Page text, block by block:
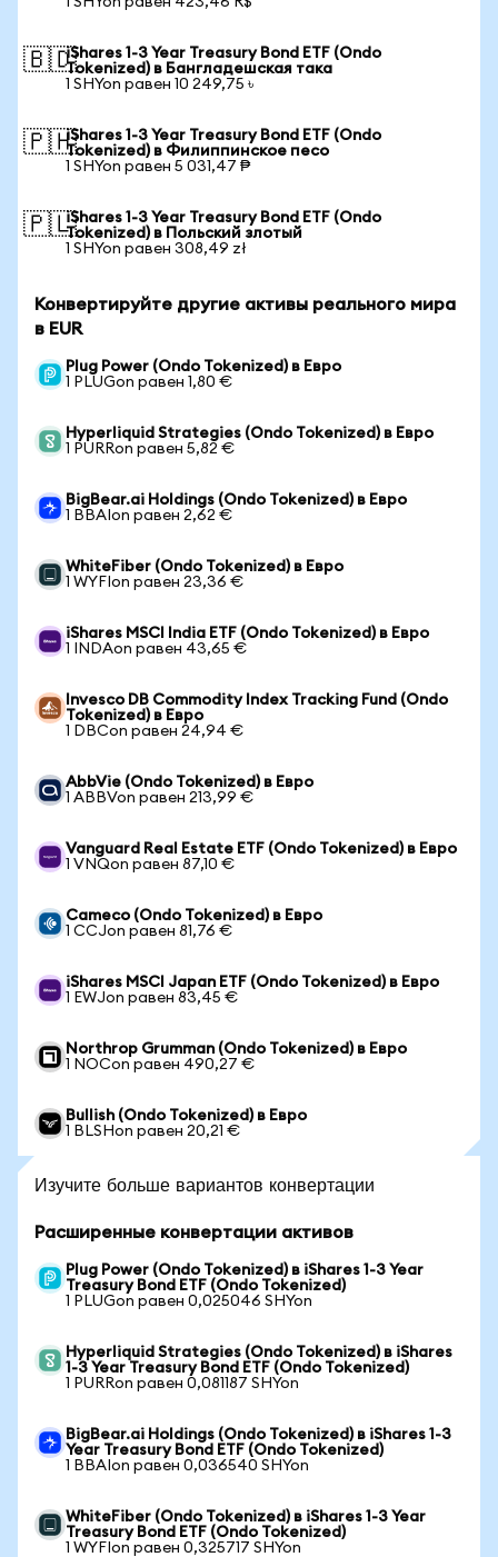
🇧🇩iShares 1-3 Year Treasury Bond ETF (Ondo
Tokenized) в Бангладешская така
1 SHYon равен 10 249,75 ৳
🇵🇭iShares 1-3 Year Treasury Bond ETF (Ondo
Tokenized) в Филиппинское песо
1 SHYon равен 5 031,47 ₱
🇵🇱iShares 1-3 Year Treasury Bond ETF (Ondo
Tokenized) в Польский злотый
1 SHYon равен 308,49 zł
Конвертируйте другие активы реального мира
в EUR
Plug Power (Ondo Tokenized) в Евро
1 PLUGon равен 1,80 €
Hyperliquid Strategies (Ondo Tokenized) в Евро
1 PURRon равен 5,82 €
BigBear.ai Holdings (Ondo Tokenized) в Евро
1 BBAIon равен 2,62 €
WhiteFiber (Ondo Tokenized) в Евро
1 WYFIon равен 23,36 €
iShares MSCI India ETF (Ondo Tokenized) в Евро
1 INDAon равен 43,65 €
Invesco DB Commodity Index Tracking Fund (Ondo
Tokenized) в Евро
1 DBCon равен 24,94 €
AbbVie (Ondo Tokenized) в Евро
1 ABBVon равен 213,99 €
Vanguard Real Estate ETF (Ondo Tokenized) в Евро
1 VNQon равен 87,10 €
Cameco (Ondo Tokenized) в Евро
1 CCJon равен 81,76 €
iShares MSCI Japan ETF (Ondo Tokenized) в Евро
1 EWJon равен 83,45 €
Northrop Grumman (Ondo Tokenized) в Евро
1 NOCon равен 490,27 €
Bullish (Ondo Tokenized) в Евро
1 BLSHon равен 20,21 €
Изучите больше вариантов конвертации
Расширенные конвертации активов
Plug Power (Ondo Tokenized) в iShares 1-3 Year
Treasury Bond ETF (Ondo Tokenized)
1 PLUGon равен 0,025046 SHYon
Hyperliquid Strategies (Ondo Tokenized) в iShares
1-3 Year Treasury Bond ETF (Ondo Tokenized)
1 PURRon равен 0,081187 SHYon
BigBear.ai Holdings (Ondo Tokenized) в iShares 1-3
Year Treasury Bond ETF (Ondo Tokenized)
1 BBAIon равен 0,036540 SHYon
WhiteFiber (Ondo Tokenized) в iShares 1-3 Year
Treasury Bond ETF (Ondo Tokenized)
1 WYFIon равен 0,325717 SHYon